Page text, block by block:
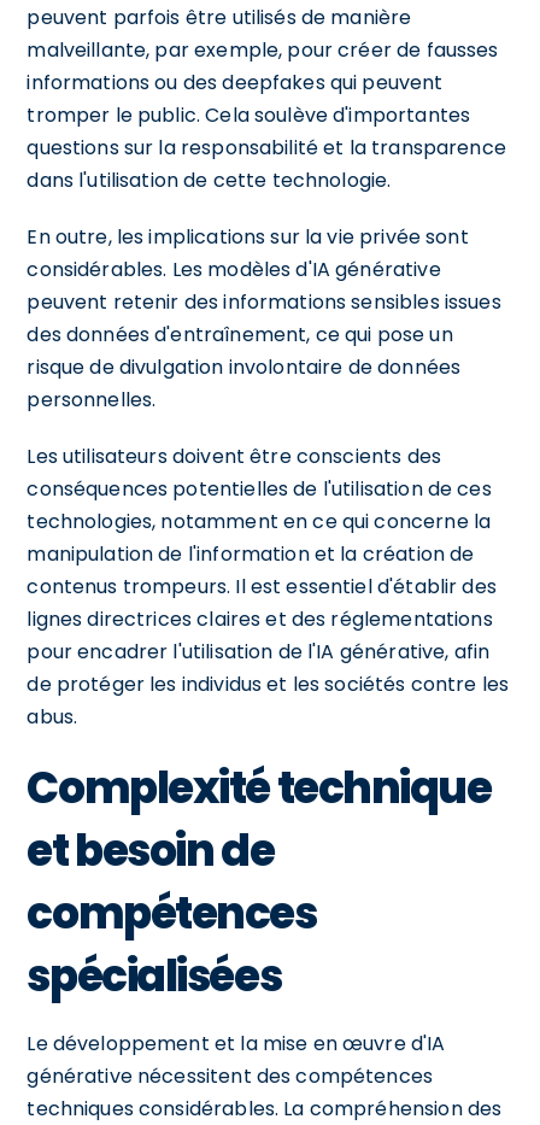
peuvent parfois être utilisés de manière
malveillante, par exemple, pour créer de fausses
informations ou des deepfakes qui peuvent
tromper le public. Cela soulève d'importantes
questions sur la responsabilité et la transparence
dans l'utilisation de cette technologie.
En outre, les implications sur la vie privée sont
considérables. Les modèles d'IA générative
peuvent retenir des informations sensibles issues
des données d'entraînement, ce qui pose un
risque de divulgation involontaire de données
personnelles.
Les utilisateurs doivent être conscients des
conséquences potentielles de l'utilisation de ces
technologies, notamment en ce qui concerne la
manipulation de l'information et la création de
contenus trompeurs. Il est essentiel d'établir des
lignes directrices claires et des réglementations
pour encadrer l'utilisation de l'IA générative, afin
de protéger les individus et les sociétés contre les
abus.
Complexité technique
et besoin de
compétences
spécialisées
Le développement et la mise en œuvre d'IA
générative nécessitent des compétences
techniques considérables. La compréhension des